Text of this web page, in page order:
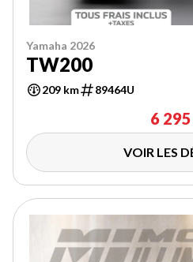
Yamaha 2026
TW200
209 km 89464U
6
VOIR LES